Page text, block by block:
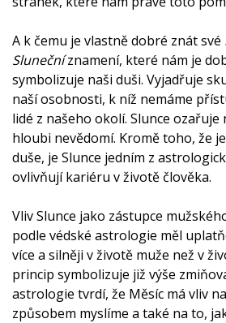
A k čemu je vlastně dobré znát své
Slunečníznamení, které nám je
symbolizuje naši duši. Vyjadřuje
naší osobnosti, k níž nemáme
lidé z našeho okolí. Slunce ozařuje
hloubi nevědomí. Kromě toho, že
duše, je Slunce jedním z
ovlivňují kariéru v životě člověka.
Vliv Slunce jako zástupce
podle védské astrologie měl
více a silněji v životě muže než v
princip symbolizuje již výše
astrologie tvrdí, že Měsíc má vliv
způsobem myslíme a také na to,